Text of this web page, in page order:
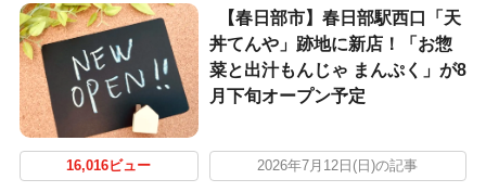
【春日部市】春日部駅西口「天
丼てんや」跡地に新店！「お惣
菜と出汁もんじゃ まんぷく」が8
月下旬オープン予定
16,016ビュー 2026年7月12日(日)の記事